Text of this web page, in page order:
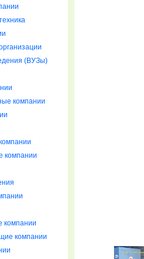
(ВУЗы)
компании
компании
компании
компании